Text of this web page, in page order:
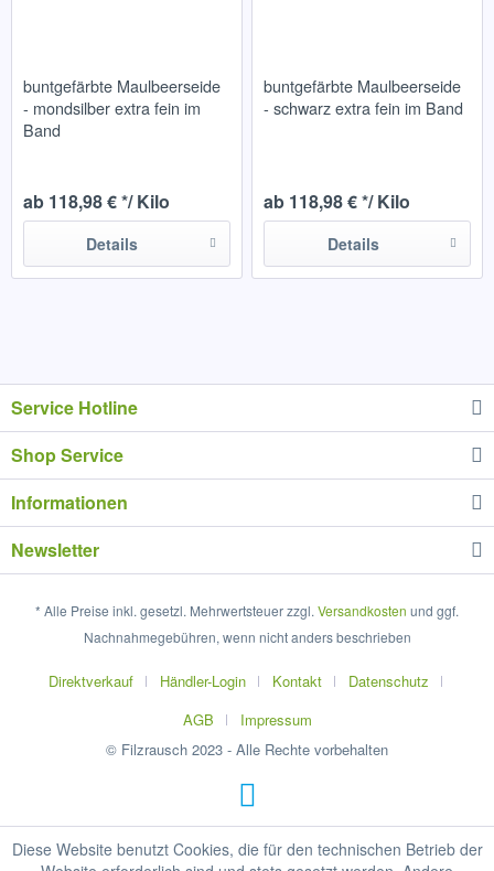
buntgefärbte Maulbeerseide
- mondsilber extra fein im
Band
ab 118,98 € */ Kilo
Details
buntgefärbte Maulbeerseide
- schwarz extra fein im Band
ab 118,98 € */ Kilo
Details
Service Hotline
Shop Service
Informationen
Newsletter
* Alle Preise inkl. gesetzl. Mehrwertsteuer zzgl. Versandkosten und ggf.
Nachnahmegebühren, wenn nicht anders beschrieben
Direktverkauf Händler-Login Kontakt
Datenschutz
AGB
Impressum
© Filzrausch 2023 - Alle Rechte vorbehalten
Diese Website benutzt Cookies, die für den technischen Betrieb der